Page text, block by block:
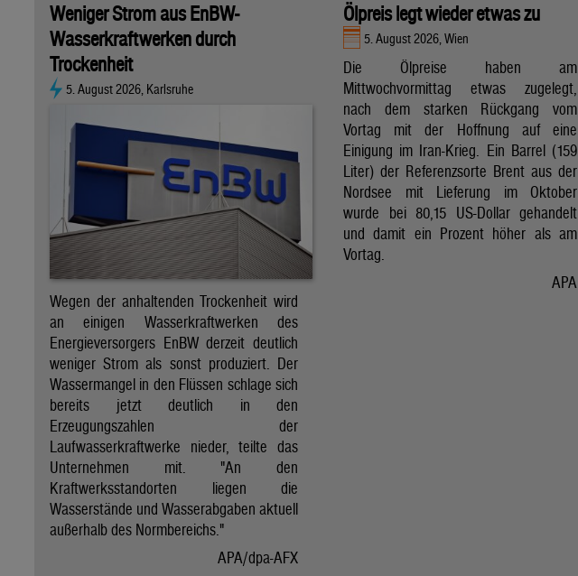
Weniger Strom aus EnBW-
Wasserkraftwerken durch
Trockenheit
5. August 2026, Karlsruhe
Wegen der anhaltenden Trockenheit wird
an einigen Wasserkraftwerken des
Energieversorgers EnBW derzeit deutlich
weniger Strom als sonst produziert. Der
Wassermangel in den Flüssen schlage sich
bereits jetzt deutlich in den
Erzeugungszahlen der
Laufwasserkraftwerke nieder, teilte das
Unternehmen mit. "An den
Kraftwerksstandorten liegen die
Wasserstände und Wasserabgaben aktuell
außerhalb des Normbereichs."
APA/dpa-AFX
Ölpreis legt wieder etwas zu
5. August 2026, Wien
Die Ölpreise haben am
Mittwochvormittag etwas zugelegt,
nach dem starken Rückgang vom
Vortag mit der Hoffnung auf eine
Einigung im Iran-Krieg. Ein Barrel (159
Liter) der Referenzsorte Brent aus der
Nordsee mit Lieferung im Oktober
wurde bei 80,15 US-Dollar gehandelt
und damit ein Prozent höher als am
Vortag.
APA